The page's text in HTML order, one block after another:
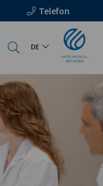
Telefon
DE